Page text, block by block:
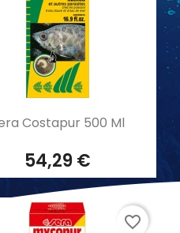
 Aperçu rapide
Costapur 500 Ml
54,29 €
favorite_border